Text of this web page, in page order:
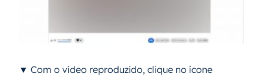
▼ Com o vídeo reproduzido, clique no ícone